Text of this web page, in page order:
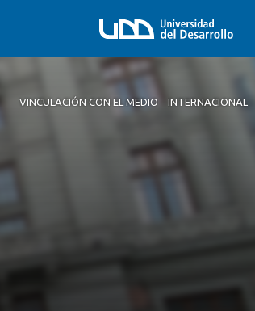
VINCULACIÓN CON EL MEDIO INTERNACIONAL